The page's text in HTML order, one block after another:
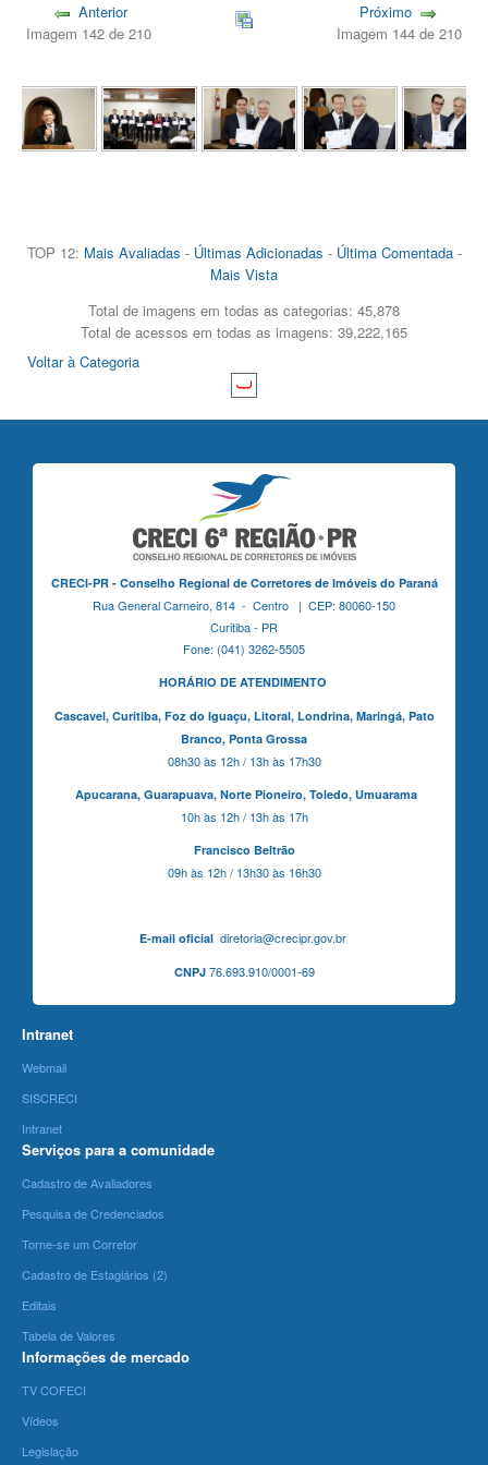
Anterior
Imagem 142 de 210
Próximo
Imagem 144 de 210
TOP 12: Mais Avaliadas - Últimas Adicionadas - Última Comentada-
Mais Vista
Total de imagens em todas as categorias: 45,878
Total de acessos em todas as imagens: 39,222,165
Voltar à Categoria
CRECI-PR - Conselho Regional de Corretores de Imóveis do Paraná
Rua General Carneiro, 814 - Centro | CEP: 80060-150
Curitiba - PR
Fone: (041) 3262-5505
HORÁRIO DE ATENDIMENTO
Cascavel, Curitiba,Foz do Iguaçu, Litoral, Londrina, Maringá, Pato
Branco, Ponta Grossa
08h30 às 12h / 13h às 17h30
Apucarana, Guarapuava, Norte Pioneiro, Toledo, Umuarama
10h às 12h / 13h às 17h
Francisco Beltrão
09h às 12h / 13h30 às 16h30
E-mail oficialdiretoria@crecipr.gov.br
CNPJ76.693.910/0001-69
Intranet
Webmail
SISCRECI
Intranet
Serviços para a comunidade
Cadastro de Avaliadores
Pesquisa de Credenciados
Torne-se um Corretor
Cadastro de Estagiários (2)
Editais
Tabela de Valores
Informações de mercado
TV COFECI
Vídeos
Legislação